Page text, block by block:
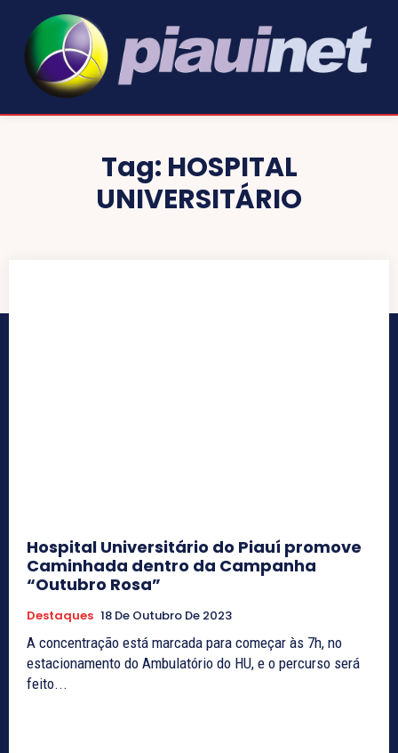
Tag: HOSPITAL
UNIVERSITÁRIO
Hospital Universitário do Piauí promove
Caminhada dentro da Campanha
“Outubro Rosa”
Destaques 18 De Outubro De 2023
A concentração está marcada para começar às 7h, no
estacionamento do Ambulatório do HU, e o percurso será
feito...